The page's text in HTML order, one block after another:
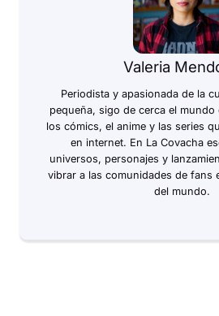
Valeria
Periodista y apasionada de la
pequeña, sigo de cerca el
los cómics, el anime y las series
en internet. En La Covacha
universos, personajes y
vibrar a las comunidades de fans
del mundo.